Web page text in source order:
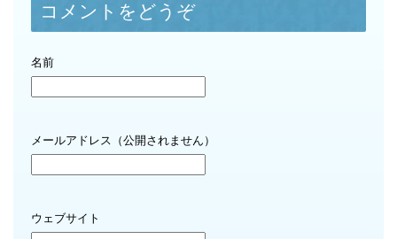
コメントをどうぞ
名前
メールアドレス（公開されません）
ウェブサイト